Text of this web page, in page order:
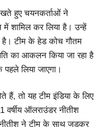
हुए चयनकर्ताओं ने
शामिल कर लिया है। उन्हें
टीम के हेड कोच गौतम
का आकलन किया जा रहा है
लिया जाएगा।
हैं, तो यह टीम इंडिया के लिए
वर्षीय ऑलराउंडर नीतीश
ने टीम के साथ जुड़कर